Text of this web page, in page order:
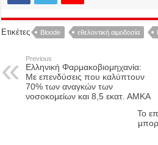
Ετικέτες Bloode εθελοντική αιμοδοσία
Previous
Ελληνική Φαρμακοβιομηχανία:
Με επενδύσεις που καλύπτουν
70% των αναγκών των
νοσοκομείων και 8,5 εκατ. ΑΜΚΑ
Το